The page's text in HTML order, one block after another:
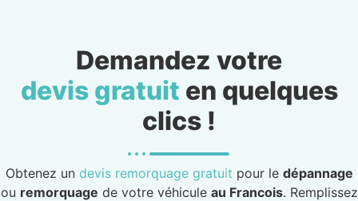
Demandez votre
devis gratuit en quelques
clics !
Obtenez un devis remorquage gratuit pour le dépannage
ou remorquage de votre véhicule au Francois. Remplissez